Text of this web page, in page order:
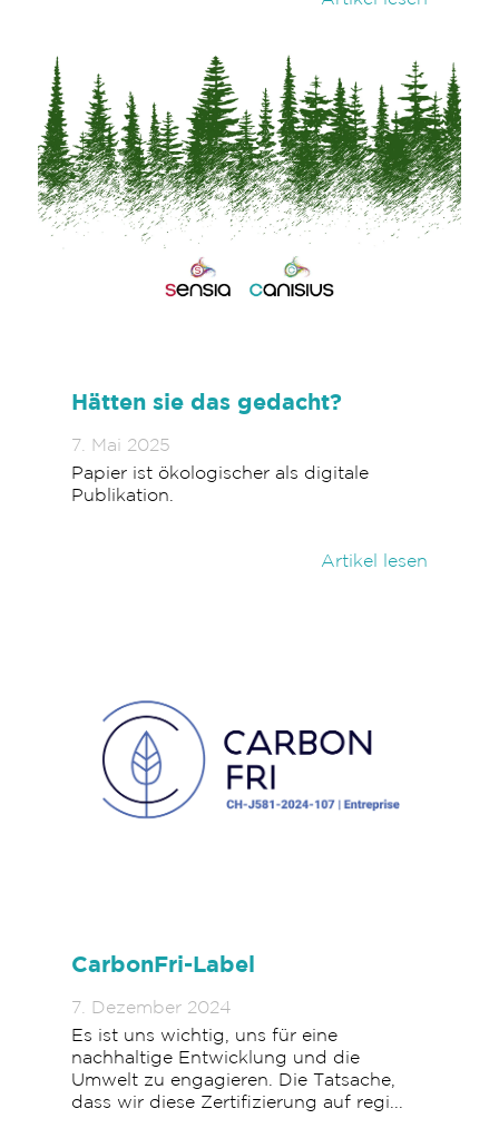
Hätten sie das gedacht?
7. Mai 2025
Papier ist ökologischer als digitale
Publikation.
Artikel lesen
CarbonFri-Label
7. Dezember 2024
Es ist uns wichtig, uns für eine
nachhaltige Entwicklung und die
Umwelt zu engagieren. Die Tatsache,
dass wir diese Zertifizierung auf regi...